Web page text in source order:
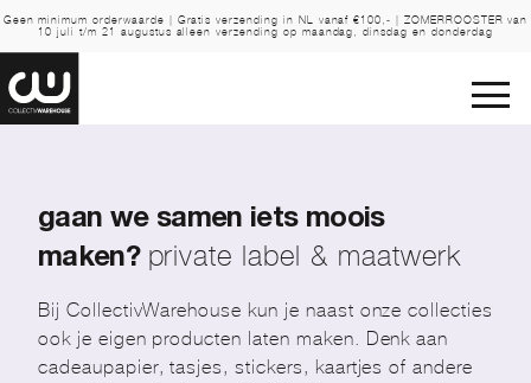
Geen minimum orderwaarde | Gratis verzending in NL vanaf €100,- | ZOMERROOSTER van
10 juli t/m 21 augustus alleen verzending op maandag, dinsdag en donderdag
gaan we samen iets moois
maken? private label & maatwerk
Bij CollectivWarehouse kun je naast onze collecties
ook je eigen producten laten maken. Denk aan
cadeaupapier, tasjes, stickers, kaartjes of andere